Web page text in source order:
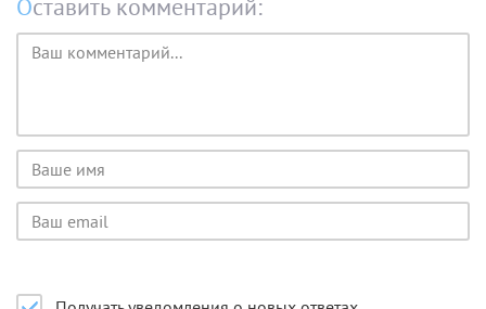
Оставить комментарий:
Текст
комментария
Имя
пользователя
Email
пользователя